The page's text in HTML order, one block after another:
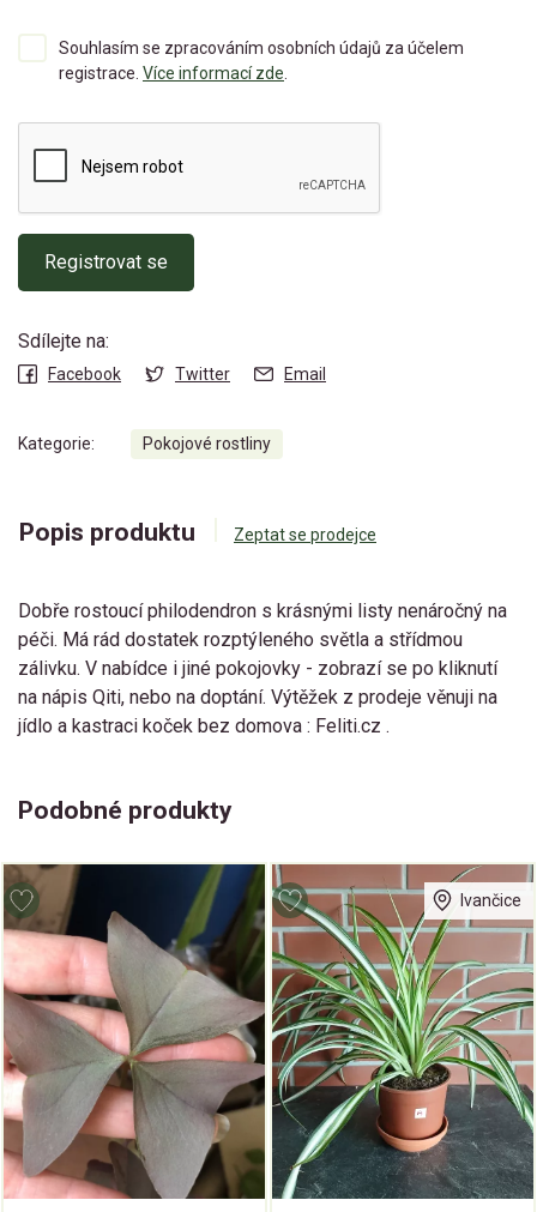
Souhlasím se zpracováním osobních údajů za účelem
registrace. Více informací zde.
Registrovat se
Sdílejte na:
Facebook Twitter Email
Kategorie: Pokojové rostliny
Popis produktu Zeptat se prodejce
Dobře rostoucí philodendron s krásnými listy nenáročný na
péči. Má rád dostatek rozptýleného světla a střídmou
zálivku. V nabídce i jiné pokojovky - zobrazí se po kliknutí
na nápis Qiti, nebo na doptání. Výtěžek z prodeje věnuji na
jídlo a kastraci koček bez domova : Feliti.cz .
Podobné produkty
Ivančice